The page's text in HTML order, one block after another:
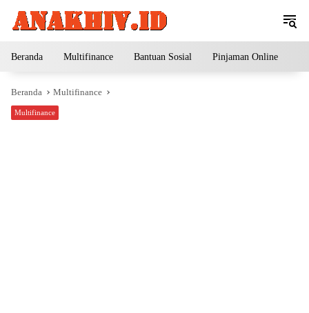
Beranda Multifinance Bantuan Sosial Pinjaman Online
Beranda Multifinance
Multifinance